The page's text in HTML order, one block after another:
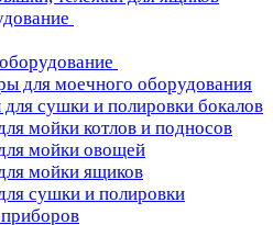
для моечного оборудования
сушки и полировки бокалов
мойки котлов и подносов
мойки овощей
мойки ящиков
сушки и полировки